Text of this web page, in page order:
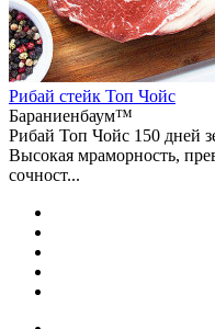
Рибай стейк Топ Чойс
Бараниенбаум™
Рибай Топ Чойс 150 дней
Высокая мраморность,
сочност...